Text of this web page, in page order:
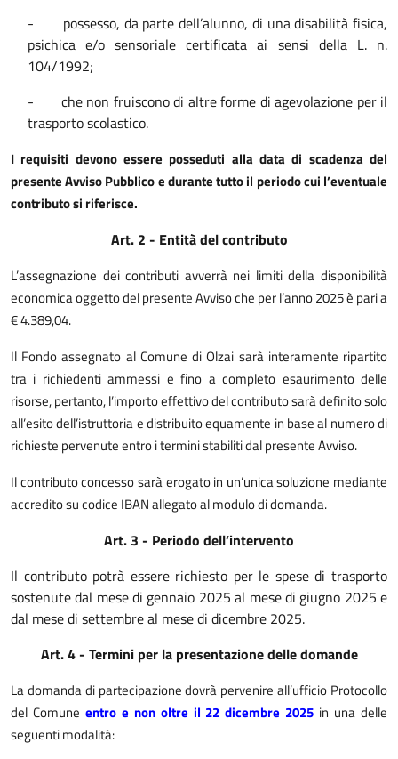
- possesso, da parte dell’alunno, di una disabilità fisica,
psichica e/o sensoriale certificata ai sensi della L. n.
104/1992;
-che non fruiscono di altre forme di agevolazione per il
trasporto scolastico.
I requisiti devono essere posseduti alla data di scadenza del
presente Avviso Pubblico e durante tutto il periodo cui l’eventuale
contributo si riferisce.
Art. 2 - Entità del contributo
L’assegnazione deicontributi avverrà nei limiti della disponibilità
economica oggetto del presente Avviso che perl’anno 2025 è pari a
€ 4.389,04.
Il Fondoassegnato al Comune di Olzai sarà interamente ripartito
tra i richiedentiammessi e fino a completo esaurimento delle
risorse, pertanto, l’importo effettivo del contributo sarà definito solo
all’esito dell’istruttoria e distribuito equamente in base al numero di
richieste pervenute entro i termini stabiliti dal presente Avviso.
Il contributo concesso sarà erogato in un’unica soluzione mediante
accredito su codice IBAN allegato al modulo di domanda.
Art. 3 - Periodo dell’intervento
Il contributo potrà essere richiesto per le spese di trasporto
sostenute dal mese di gennaio 2025 al mese di giugno 2025 e
dal mese di settembre al mese di dicembre 2025.
Art. 4 - Termini per la presentazione delle domande
La domanda di partecipazione dovrà pervenire all’ufficio Protocollo
del Comune entro e non oltre il 22 dicembre 2025 in una delle
seguenti modalità: